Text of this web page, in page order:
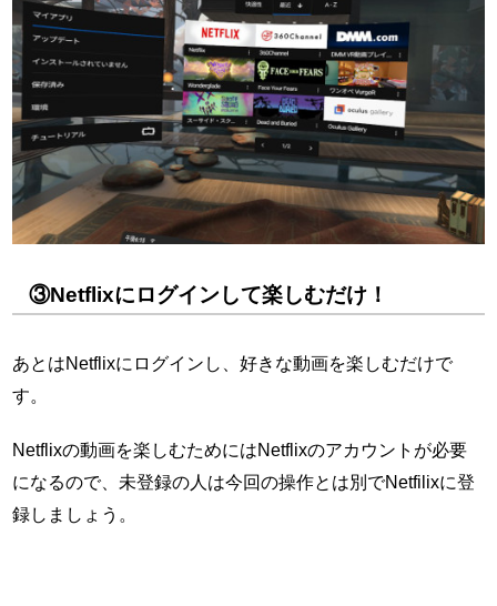
③Netflixにログインして楽しむだけ！
あとはNetflixにログインし、好きな動画を楽しむだけで
す。
Netflixの動画を楽しむためにはNetflixのアカウントが必要
になるので、未登録の人は今回の操作とは別でNetfilixに登
録しましょう。